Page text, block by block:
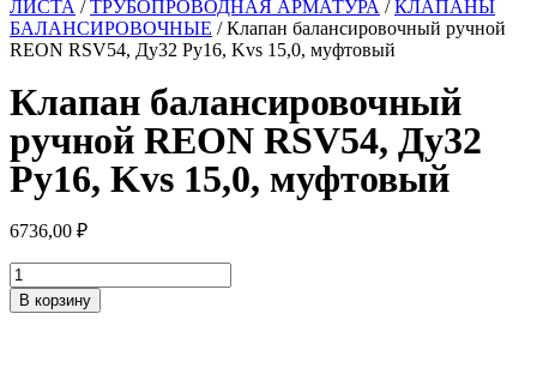
ЛИСТА /ТРУБОПРОВОДНАЯ АРМАТУРА /КЛАПАНЫ
БАЛАНСИРОВОЧНЫЕ / Клапан балансировочный ручной
REON RSV54, Ду32 Ру16, Kvs 15,0, муфтовый
Клапан балансировочный
ручной REON RSV54, Ду32
Ру16, Kvs 15,0, муфтовый
6736,00 ₽
Количество
товара
Клапан
В корзину